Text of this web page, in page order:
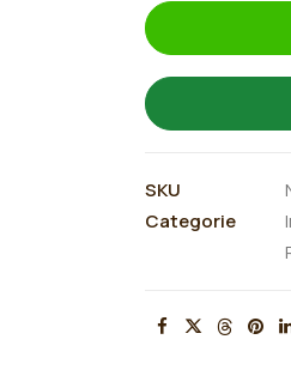
SKU
Categorie